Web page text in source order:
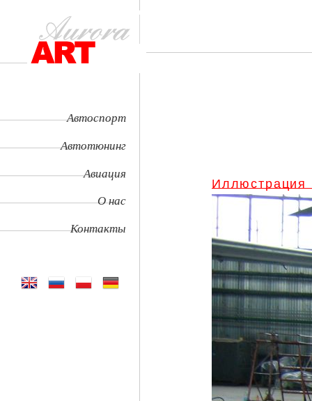
Автоспорт
Автотюнинг
Авиация
О нас
Контакты
Иллюстрация